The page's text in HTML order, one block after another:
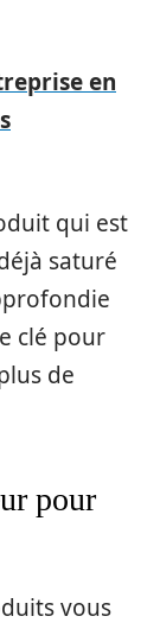
en
qui est
saturé
clé pour
de
pour
vous